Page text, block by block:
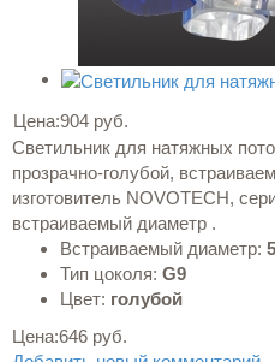
Цена:904 руб.
Светильник для натяжных
прозрачно-голубой,
изготовитель NOVOTECH,
встраиваемый диаметр .
Встраиваемый диаметр:
Тип цоколя: G9
Цвет: голубой
Цена:646 руб.